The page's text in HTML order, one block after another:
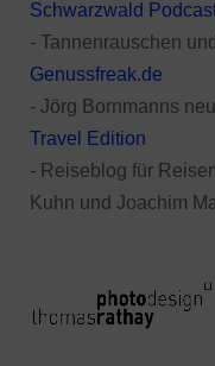
Schwarzwald
- Tannenrauschen
Genussfreak.de
- Jörg Bornmanns
Travel Edition
- Reiseblog für
Kuhn und Joachim